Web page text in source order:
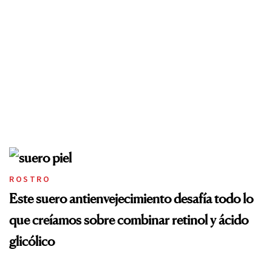
ROSTRO
Este suero antienvejecimiento desafía todo lo
que creíamos sobre combinar retinol y ácido
glicólico